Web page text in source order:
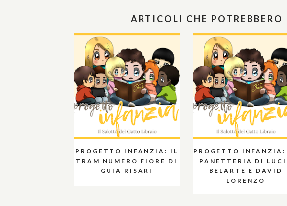
ARTICOLI CHE POTREBBERO
PROGETTO INFANZIA: IL
TRAM NUMERO FIORE DI
GUIA RISARI
PROGETTO INFANZIA:
PANETTERIA DI
BELARTE E DAVID
LORENZO